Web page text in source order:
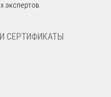
СЕРТИФИКАТЫ